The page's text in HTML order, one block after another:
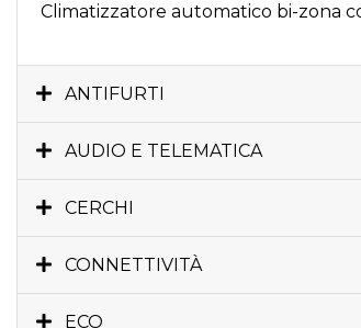
Climatizzatore automatico bi-zona
ANTIFURTI
AUDIO E TELEMATICA
CERCHI
CONNETTIVITÀ
ECO